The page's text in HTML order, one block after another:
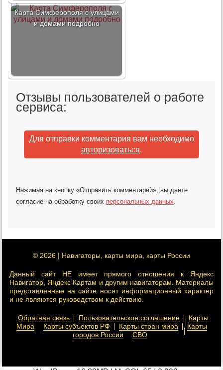
Карта Симферополя с улицами
и домами подробно
Отзывы пользователей о работе
сервиса:
Для отправки комментария вам необходимо
авторизоваться.
Нажимая на кнопку «Отправить комментарий», вы даете
согласие на обработку своих персональных данных.
© 2026 | Навигаторы, карты мира, карты России
Данный сайт НЕ имеет прямого отношения к Яндекс
Навигатор, Яндекс Картам и другим навигаторам. Материалы
представленные на сайте носят информационный характер
и не являются руководством к действию.
Обратная связь Пользовательское соглашение
Карты
Мира
Карты субъектов РФ Карты стран мира
Карты
городов России
СВО